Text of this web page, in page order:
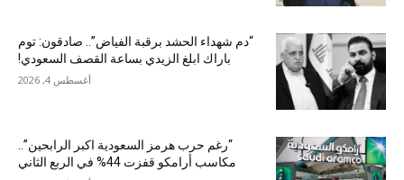
“دم شهداء الحشد برقبة الفياض”.. صادقون: توم
باراك ابلغ الزيدي بساعة القصف السعودي!
أغسطس 4, 2026
“رغم حرب هرمز السعودية اكبر الرابحين”..
مكاسب أرامكو قفزت 44% في الربع الثاني